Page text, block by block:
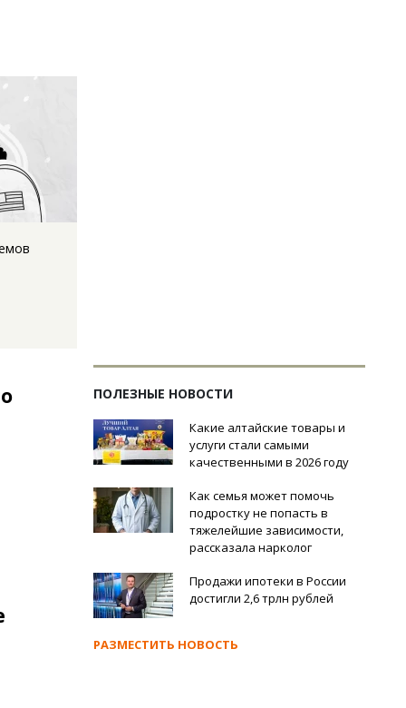
ПОЛЕЗНЫЕ НОВОСТИ
Какие алтайские товары и
услуги стали самыми
качественными в 2026 году
Как семья может помочь
подростку не попасть в
тяжелейшие зависимости,
рассказала нарколог
Продажи ипотеки в России
достигли 2,6 трлн рублей
РАЗМЕСТИТЬ НОВОСТЬ